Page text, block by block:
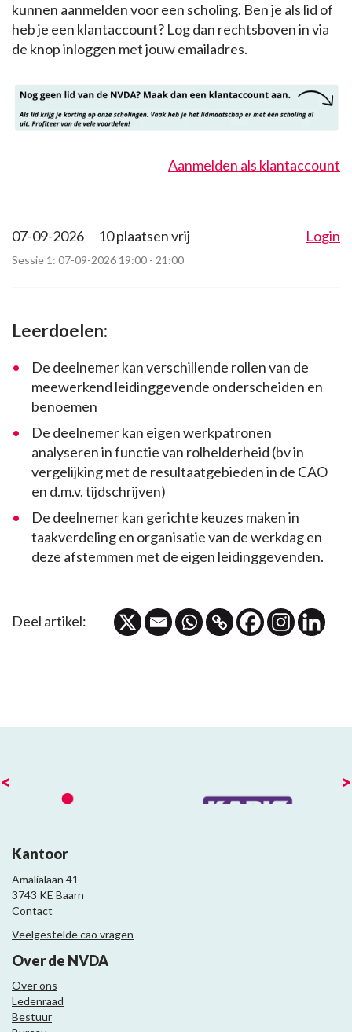
kunnen aanmelden voor een scholing. Ben je als lid of
heb je een klantaccount? Log dan rechtsboven in via
de knop inloggen met jouw emailadres.
Aanmelden als klantaccount
07-09-2026 10 plaatsen vrij Login
Sessie 1: 07-09-2026 19:00 - 21:00
Leerdoelen:
De deelnemer kan verschillende rollen van de
meewerkend leidinggevende onderscheiden en
benoemen
De deelnemer kan eigen werkpatronen
analyseren in functie van rolhelderheid (bv in
vergelijking met de resultaatgebieden in de CAO
en d.m.v. tijdschrijven)
De deelnemer kan gerichte keuzes maken in
taakverdeling en organisatie van de werkdag en
deze afstemmen met de eigen leidinggevenden.
Deel artikel:
< >
Kantoor
Amalialaan 41
3743 KE Baarn
Contact
Veelgestelde cao vragen
Over de NVDA
Over ons
Ledenraad
Bestuur